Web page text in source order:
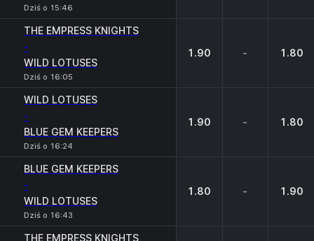
Dziś o 15:46
THE EMPRESS KNIGHTS
-
WILD LOTUSES
Dziś o 16:05
1.90 - 1.80
WILD LOTUSES
-
BLUE GEM KEEPERS
Dziś o 16:24
1.90 - 1.80
BLUE GEM KEEPERS
-
WILD LOTUSES
Dziś o 16:43
1.80 - 1.90
THE EMPRESS KNIGHTS